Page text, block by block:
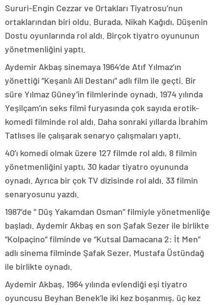
Sururi-Engin Cezzar ve Ortakları Tiyatrosu’nun
ortaklarından biri oldu. Burada, Nikah Kağıdı, Düşenin
Dostu oyunlarında rol aldı. Birçok tiyatro oyununun
yönetmenliğini yaptı.
Aydemir Akbaş sinemaya 1964’de Atıf Yılmaz’ın
yönettiği “Keşanlı Ali Destanı” adlı film ile geçti. Bir
süre Yılmaz Güney’in filmlerinde oynadı. 1974 yılında
Yeşilçam’ın seks filmi furyasında çok sayıda erotik-
komedi filminde rol aldı. Daha sonraki yıllarda İbrahim
Tatlıses ile çalışarak senaryo çalışmaları yaptı.
40’ı komedi olmak üzere 127 filmde rol aldı, 8 filmin
yönetmenliğini yaptı, 30 kadar tiyatro oyununda
oynadı. Ayrıca bir çok TV dizisinde rol aldı. 33 filmin
senaryosunu yazdı.
1987’de ” Düş Yakamdan Osman” filmiyle yönetmenliğe
başladı. Aydemir Akbaş en son Şafak Sezer ile birlikte
“Kolpaçino” filminde ve “Kutsal Damacana 2: İt Men”
adlı sinema filminde Şafak Sezer, Mustafa Üstündağ
ile birlikte oynadı.
Aydemir Akbaş, 1964 yılında evlendiği eşi tiyatro
oyuncusu Beyhan Benek’le iki kez boşanmış, üç kez